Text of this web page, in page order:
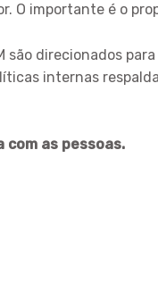
O importante é o
são direcionados
internas
com as pessoas.